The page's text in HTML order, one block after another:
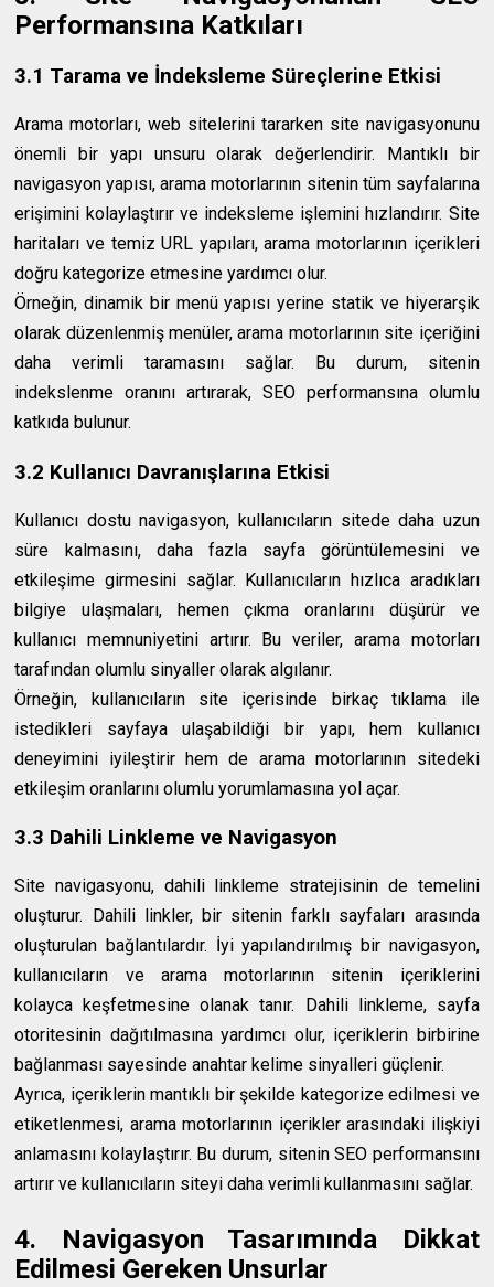
Performansına Katkıları
3.1 Tarama ve İndeksleme Süreçlerine Etkisi
Arama motorları, web sitelerini tararken site navigasyonunu
önemli bir yapı unsuru olarak değerlendirir. Mantıklı bir
navigasyon yapısı, arama motorlarının sitenin tüm sayfalarına
erişimini kolaylaştırır ve indeksleme işlemini hızlandırır. Site
haritaları ve temiz URL yapıları, arama motorlarının içerikleri
doğru kategorize etmesine yardımcı olur.
Örneğin, dinamik bir menü yapısı yerine statik ve hiyerarşik
olarak düzenlenmiş menüler, arama motorlarının site içeriğini
daha verimli taramasını sağlar. Bu durum, sitenin
indekslenme oranını artırarak, SEO performansına olumlu
katkıda bulunur.
3.2 Kullanıcı Davranışlarına Etkisi
Kullanıcı dostu navigasyon, kullanıcıların sitede daha uzun
süre kalmasını, daha fazla sayfa görüntülemesini ve
etkileşime girmesini sağlar. Kullanıcıların hızlıca aradıkları
bilgiye ulaşmaları, hemen çıkma oranlarını düşürür ve
kullanıcı memnuniyetini artırır. Bu veriler, arama motorları
tarafından olumlu sinyaller olarak algılanır.
Örneğin, kullanıcıların site içerisinde birkaç tıklama ile
istedikleri sayfaya ulaşabildiği bir yapı, hem kullanıcı
deneyimini iyileştirir hem de arama motorlarının sitedeki
etkileşim oranlarını olumlu yorumlamasına yol açar.
3.3 Dahili Linkleme ve Navigasyon
Site navigasyonu, dahili linkleme stratejisinin de temelini
oluşturur. Dahili linkler, bir sitenin farklı sayfaları arasında
oluşturulan bağlantılardır. İyi yapılandırılmış bir navigasyon,
kullanıcıların ve arama motorlarının sitenin içeriklerini
kolayca keşfetmesine olanak tanır. Dahili linkleme, sayfa
otoritesinin dağıtılmasına yardımcı olur, içeriklerin birbirine
bağlanması sayesinde anahtar kelime sinyalleri güçlenir.
Ayrıca, içeriklerin mantıklı bir şekilde kategorize edilmesi ve
etiketlenmesi, arama motorlarının içerikler arasındaki ilişkiyi
anlamasını kolaylaştırır. Bu durum, sitenin SEO performansını
artırır ve kullanıcıların siteyi daha verimli kullanmasını sağlar.
4. Navigasyon Tasarımında Dikkat
Edilmesi Gereken Unsurlar